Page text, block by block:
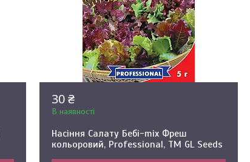
30 ₴
В наявності
Насіння Салату Бебі-mix Фреш
кольоровий, Professional, TM GL Seeds